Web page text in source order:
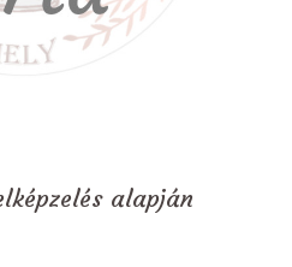
alapján